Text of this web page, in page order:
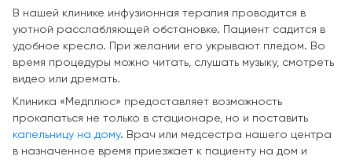
В нашей клинике инфузионная терапия проводится в
уютной расслабляющей обстановке. Пациент садится в
удобное кресло. При желании его укрывают пледом. Во
время процедуры можно читать, слушать музыку, смотреть
видео или дремать.
Клиника «Медплюс» предоставляет возможность
прокапаться не только в стационаре, но и поставить
капельницу на дому. Врач или медсестра нашего центра
в назначенное время приезжает к пациенту на дом и